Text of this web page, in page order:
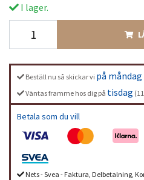
I lager.
Beställ nu så skickar vi på måndag
Väntas framme hos dig på tisdag
Betala som du vill
Nets - Svea - Faktura, Delbetalning,